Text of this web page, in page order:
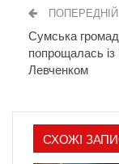
Сумська
попрощалась із
Левченком
СХОЖІ